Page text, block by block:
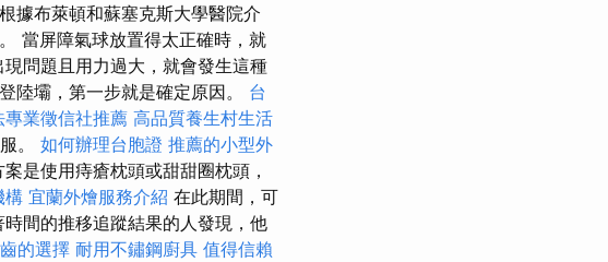
根據布萊頓和蘇塞克斯大學醫院介
當屏障氣球放置得太正確時，就
問題且用力過大，就會發生這種
陸壩，第一步就是確定原因。 台
專業徵信社推薦 高品質養生村生活
。 如何辦理台胞證 推薦的小型外
是使用痔瘡枕頭或甜甜圈枕頭，
構 宜蘭外燴服務介紹 在此期間，可
間的推移追蹤結果的人發現，他
的選擇 耐用不鏽鋼廚具 值得信賴